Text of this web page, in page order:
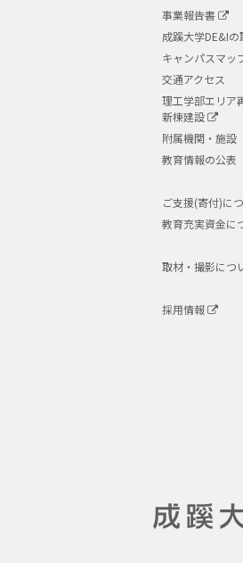
事業報告書
成蹊大学DE&Iの
キャンパスマッ
交通アクセス
理工学部エリア
新棟建設
附属機関・施設
教育情報の公表
ご支援(寄付)に
教育充実資金に
取材・撮影につ
採用情報